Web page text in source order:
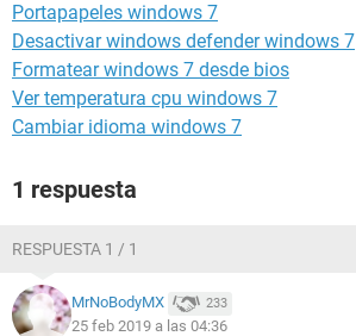
Portapapeles windows 7
Desactivar windows defender windows 7
Formatear windows 7 desde bios
Ver temperatura cpu windows 7
Cambiar idioma windows 7
1 respuesta
RESPUESTA 1 / 1
MrNoBodyMX 233
25 feb 2019 a las 04:36